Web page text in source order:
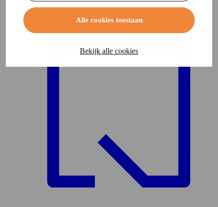
Alle cookies toestaan
Bekijk alle cookies
Plattegrond